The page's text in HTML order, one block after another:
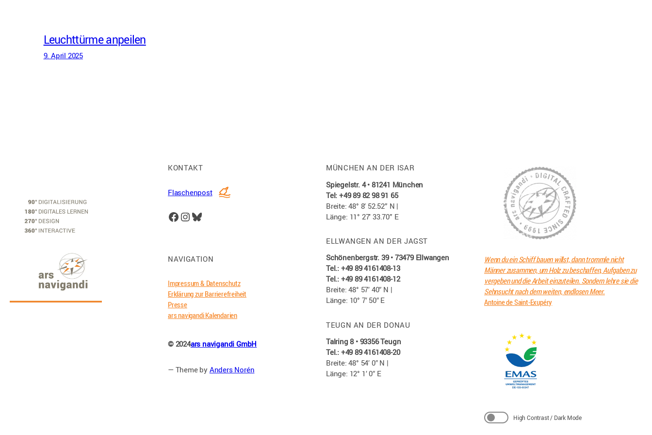
Leuchttürme anpeilen
9. April 2025
KONTAKT
Flaschenpost
Facebook InstagramBluesky
NAVIGATION
Impressum & Datenschutz
Erklärung zur Barrierefreiheit
Presse
ars navigandi Kalendarien
© 2024ars navigandi GmbH
— Theme by Anders Norén
MÜNCHEN AN DER ISAR
Spiegelstr. 4 • 81241 München
Tel: +49 89 82 98 91 65
Breite: 48° 8′ 52.52” N |
Länge: 11° 27′ 33.70” E
ELLWANGEN AN DER JAGST
Schönenbergstr. 39 • 73479 Ellwangen
Tel.: +49 89 4161408-13
Tel.: +49 89 4161408-12
Breite: 48° 57′ 40″ N |
Länge: 10° 7′ 50″ E
TEUGN AN DER DONAU
Talring 8 • 93356 Teugn
Tel.: +49 89 4161408-20
Breite: 48° 54′ 0″ N |
Länge: 12° 1′ 0″ E
Wenn du ein Schiff bauen willst, dann trommle nicht
Männer zusammen, um Holz zu beschaffen, Aufgaben zu
vergeben und die Arbeit einzuteilen. Sondern lehre sie die
Sehnsucht nach dem weiten, endlosen Meer.
Antoine de Saint-Exupéry
High Contrast / Dark Mode